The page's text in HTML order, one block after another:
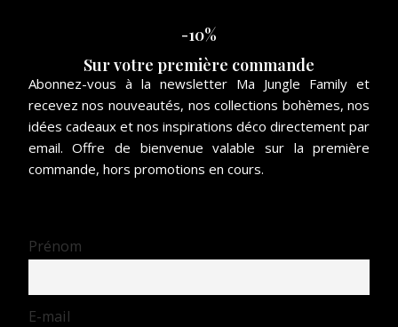
-10%
Sur votre première commande
Abonnez-vous à la newsletter Ma Jungle Family et
recevez nos nouveautés, nos collections bohèmes, nos
idées cadeaux et nos inspirations déco directement par
email. Offre de bienvenue valable sur la première
commande, hors promotions en cours.
Prénom
E-mail